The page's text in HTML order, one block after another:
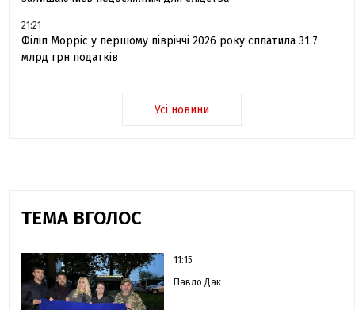
21:21
Філіп Морріс у першому півріччі 2026 року сплатила 31.7
млрд грн податків
Усі новини
ТЕМА ВГОЛОС
11:15
Павло Дак